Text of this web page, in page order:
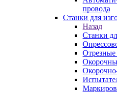
провода
Станки для
Назад
Станки